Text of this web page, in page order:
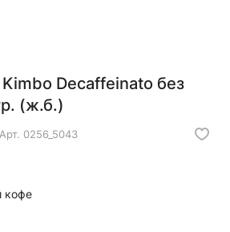
Decaffeinato без
(ж.б.)
Арт. 0256_5043
кофе